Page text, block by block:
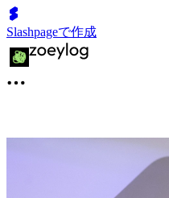
Slashpageで作成